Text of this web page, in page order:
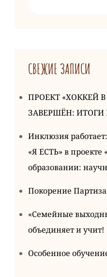
СВЕЖИЕ ЗАПИСИ
ПРОЕКТ «ХОККЕЙ
ЗАВЕРШЁН:
Инклюзия
«Я ЕСТЬ» в
образовании:
Покорение
«Семейные
объединяет и учит!
Особенное